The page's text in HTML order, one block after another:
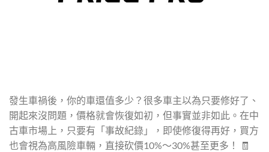
發生車禍後，你的車還值多少？很多車主以為只要修好了、
開起來沒問題，價格就會恢復如初，但事實並非如此。在中
古車市場上，只要有「事故紀錄」，即使修復得再好，買方
也會視為高風險車輛，直接砍價10%～30%甚至更多！ 🧾